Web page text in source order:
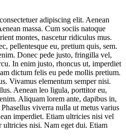
adipiscing elit. Aenean
massa. Cum sociis natoque
montes, nascetur ridiculus mus.
pellentesque eu, pretium quis, sem.
Donec pede justo, fringilla vel,
In enim justo, rhoncus ut, imperdiet
dictum felis eu pede mollis pretium.
Vivamus elementum semper nisi.
Aenean leo ligula, porttitor eu,
Aliquam lorem ante, dapibus in,
viverra nulla ut metus varius
imperdiet. Etiam ultricies nisi vel
ultricies nisi. Nam eget dui. Etiam